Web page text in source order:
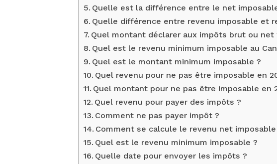
Quelle est la différence entre le net
Quelle différence entre revenu imposable et
Quel montant déclarer aux impôts brut ou net
Quel est le revenu minimum imposable au
Quel est le montant minimum imposable ?
Quel revenu pour ne pas être imposable en
Quel montant pour ne pas être imposable en
Quel revenu pour payer des impôts ?
Comment ne pas payer impôt ?
Comment se calcule le revenu net imposable
Quel est le revenu minimum imposable ?
Quelle date pour envoyer les impôts ?